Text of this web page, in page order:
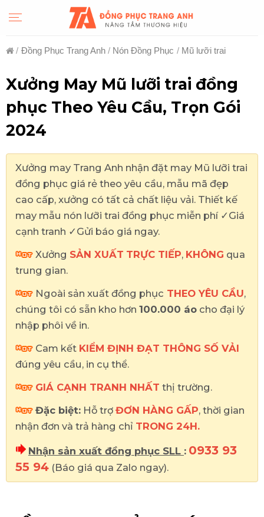
/ Đồng Phục Trang Anh / Nón Đồng Phục / Mũ lưỡi trai
Xưởng May Mũ lưỡi trai đồng
phục Theo Yêu Cầu, Trọn Gói
2024
Xưởng may Trang Anh nhận đặt may Mũ lưỡi trai
đồng phục giá rẻ theo yêu cầu, mẫu mã đẹp
cao cấp, xưởng có tất cả chất liệu vải. Thiết kế
may mẫu nón lưỡi trai đồng phục miễn phí ✓Giá
cạnh tranh ✓Gửi báo giá ngay.
Xưởng SẢN XUẤT TRỰC TIẾP, KHÔNG qua
trung gian.
Ngoài sản xuất đồng phục THEO YÊU CẦU,
chúng tôi có sẵn kho hơn 100.000 áo cho đại lý
nhập phôi về in.
Cam kết KIỂM ĐỊNH ĐẠT THÔNG SỐ VẢI
đúng yêu cầu, in cụ thể.
GIÁ CẠNH TRANH NHẤT thị trường.
Đặc biệt: Hỗ trợ ĐƠN HÀNG GẤP, thời gian
nhận đơn và trả hàng chỉ TRONG 24H.
Nhận sản xuất đồng phục SLL : 0933 93
55 94 (Báo giá qua Zalo ngay).